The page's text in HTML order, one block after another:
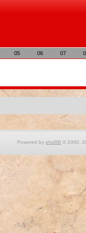
05 06 07
Powered by phpBB © 2000,